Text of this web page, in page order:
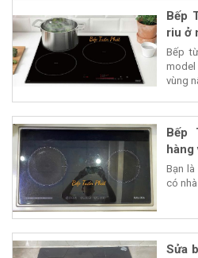
Bếp
riu ở
Bếp
vùng
Bếp
hàng
Bạn
có
Sửa